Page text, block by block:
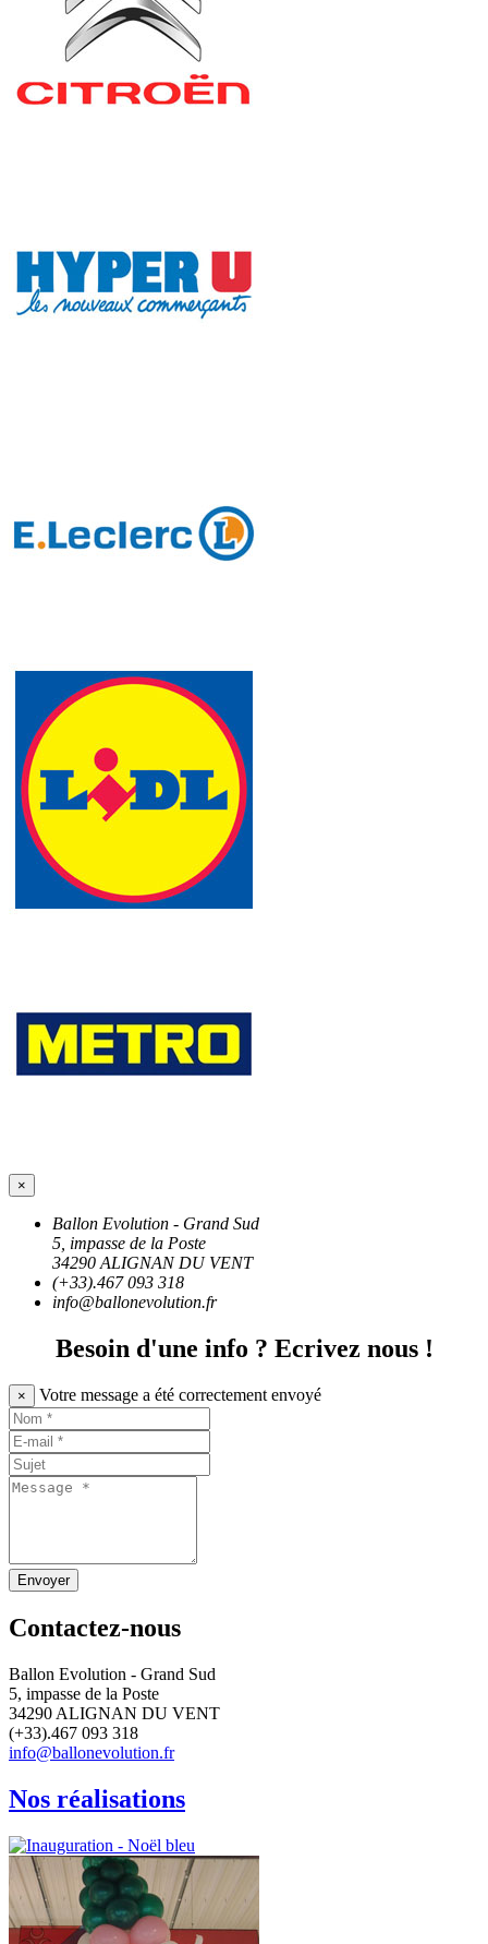
×
Ballon Evolution - Grand Sud
5, impasse de la Poste
34290 ALIGNAN DU VENT
(+33).467 093 318
info@ballonevolution.fr
Besoin d'une info ? Ecrivez nous !
× Votre message a été correctement envoyé
Envoyer
Contactez-nous
Ballon Evolution - Grand Sud
5, impasse de la Poste
34290 ALIGNAN DU VENT
(+33).467 093 318
info@ballonevolution.fr
Nos réalisations